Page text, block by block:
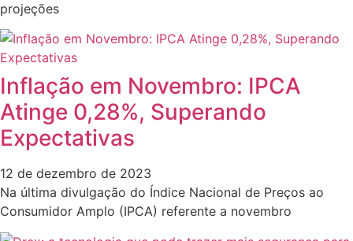
projeções
Inflação em Novembro: IPCA
Atinge 0,28%, Superando
Expectativas
12 de dezembro de 2023
Na última divulgação do Índice Nacional de Preços ao
Consumidor Amplo (IPCA) referente a novembro